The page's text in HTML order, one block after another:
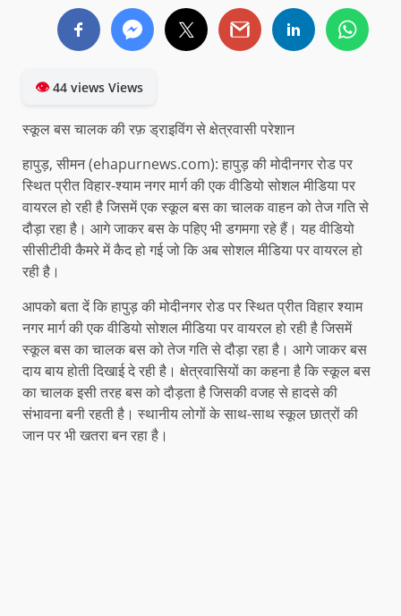
👁44 views Views
स्कूल बस चालक की रफ़ ड्राइविंग से क्षेत्रवासी परेशान
हापुड़, सीमन (ehapurnews.com): हापुड़ की मोदीनगर रोड पर
स्थित प्रीत विहार-श्याम नगर मार्ग की एक वीडियो सोशल मीडिया पर
वायरल हो रही है जिसमें एक स्कूल बस का चालक वाहन को तेज गति से
दौड़ा रहा है। आगे जाकर बस के पहिए भी डगमगा रहे हैं। यह वीडियो
सीसीटीवी कैमरे में कैद हो गई जो कि अब सोशल मीडिया पर वायरल हो
रही है।
आपको बता दें कि हापुड़ की मोदीनगर रोड पर स्थित प्रीत विहार श्याम
नगर मार्ग की एक वीडियो सोशल मीडिया पर वायरल हो रही है जिसमें
स्कूल बस का चालक बस को तेज गति से दौड़ा रहा है। आगे जाकर बस
दाय बाय होती दिखाई दे रही है। क्षेत्रवासियों का कहना है कि स्कूल बस
का चालक इसी तरह बस को दौड़ता है जिसकी वजह से हादसे की
संभावना बनी रहती है। स्थानीय लोगों के साथ-साथ स्कूल छात्रों की
जान पर भी खतरा बन रहा है।